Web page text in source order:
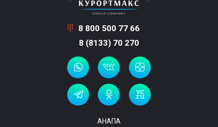
8 800 500 77 66
8 (8133) 70 270
АНАПА